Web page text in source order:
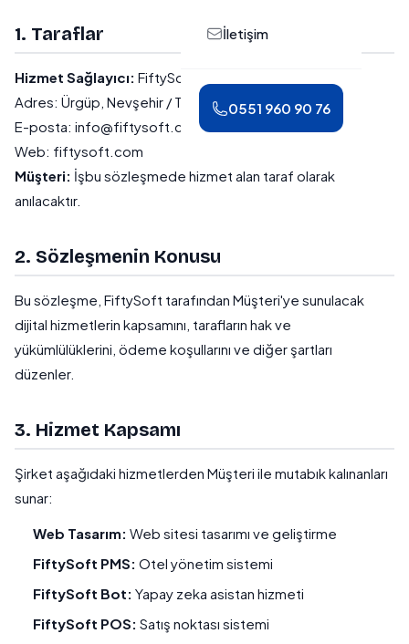
İletişim
0551 960 90 76
1. Taraflar
Hizmet Sağlayıcı: FiftySoft Dijital Ajans ("Şirket")
Adres: Ürgüp, Nevşehir / Türkiye
E-posta: info@fiftysoft.com
Web: fiftysoft.com
Müşteri: İşbu sözleşmede hizmet alan taraf olarak
anılacaktır.
2. Sözleşmenin Konusu
Bu sözleşme, FiftySoft tarafından Müşteri'ye sunulacak
dijital hizmetlerin kapsamını, tarafların hak ve
yükümlülüklerini, ödeme koşullarını ve diğer şartları
düzenler.
3. Hizmet Kapsamı
Şirket aşağıdaki hizmetlerden Müşteri ile mutabık kalınanları
sunar:
Web Tasarım: Web sitesi tasarımı ve geliştirme
FiftySoft PMS: Otel yönetim sistemi
FiftySoft Bot: Yapay zeka asistan hizmeti
FiftySoft POS: Satış noktası sistemi